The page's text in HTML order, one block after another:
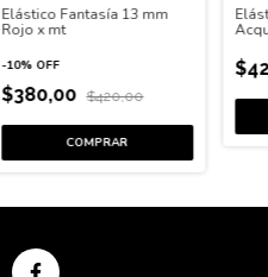
Elástico Fantasía 13 mm
Rojo x mt
-10%OFF
$380,00 $420,00